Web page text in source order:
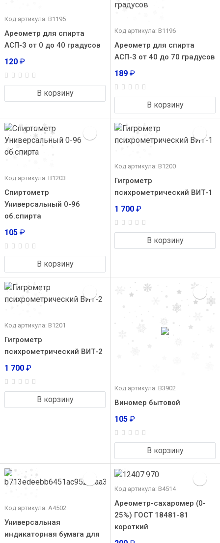
Код артикула: В1195
Ареометр для спирта
АСП-3 от 0 до 40 градусов
120 ₽
В корзину
Код артикула: В1196
Ареометр для спирта
АСП-3 от 40 до 70 градусов
189 ₽
В корзину
Код артикула: В1203
Спиртометр
Универсальный 0-96
об.спирта
105 ₽
В корзину
Код артикула: В1200
Гигрометр
психрометрический ВИТ-1
1 700 ₽
В корзину
Код артикула: В1201
Гигрометр
психрометрический ВИТ-2
1 700 ₽
В корзину
Код артикула: В3902
Виномер бытовой
105 ₽
В корзину
Код артикула: А4502
Универсальная
индикаторная бумага для
Код артикула: В4514
Ареометр-сахаромер (0-
25%) ГОСТ 18481-81
короткий